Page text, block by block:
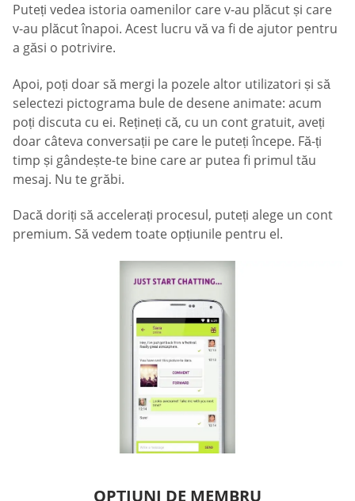
Puteți vedea istoria oamenilor care v-au plăcut și care
v-au plăcut înapoi. Acest lucru vă va fi de ajutor pentru
a găsi o potrivire.
Apoi, poți doar să mergi la pozele altor utilizatori și să
selectezi pictograma bule de desene animate: acum
poți discuta cu ei. Rețineți că, cu un cont gratuit, aveți
doar câteva conversații pe care le puteți începe. Fă-ți
timp și gândește-te bine care ar putea fi primul tău
mesaj. Nu te grăbi.
Dacă doriți să accelerați procesul, puteți alege un cont
premium. Să vedem toate opțiunile pentru el.
OPȚIUNI DE MEMBRU